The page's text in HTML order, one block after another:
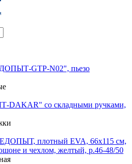
GTP-N02", пьезо
со складными ручками,
плотный EVA, 66х115 см,
и чехлом, желтый, р.46-48/50